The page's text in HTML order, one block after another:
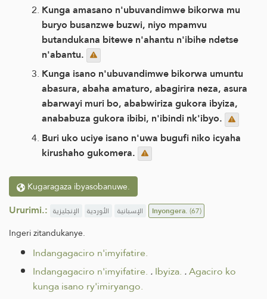
Kunga amasano n'ubuvandimwe bikorwa mu
buryo busanzwe buzwi, niyo mpamvu
butandukana bitewe n'ahantu n'ibihe ndetse
n'abantu.
Kunga isano n'ubuvandimwe bikorwa umuntu
abasura, abaha amaturo, abagirira neza, asura
abarwayi muri bo, ababwiriza gukora ibyiza,
anababuza gukora ibibi, n'ibindi nk'ibyo.
Buri uko uciye isano n'uwa bugufi niko icyaha
kirushaho gukomera.
Kugaragaza ibyasobanuwe.
Ururimi.: الإنجليزية الأوردية الإسبانية Inyongera.(67)
Ingeri zitandukanye.
Indangagaciro n'imyifatire.
Indangagaciro n'imyifatire. .Ibyiza. .Agaciro ko
kunga isano ry'imiryango.